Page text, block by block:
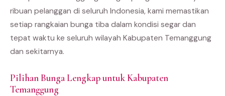
ribuan pelanggan di seluruh Indonesia, kami memastikan
setiap rangkaian bunga tiba dalam kondisi segar dan
tepat waktu ke seluruh wilayah Kabupaten Temanggung
dan sekitarnya.
Pilihan Bunga Lengkap untuk Kabupaten
Temanggung